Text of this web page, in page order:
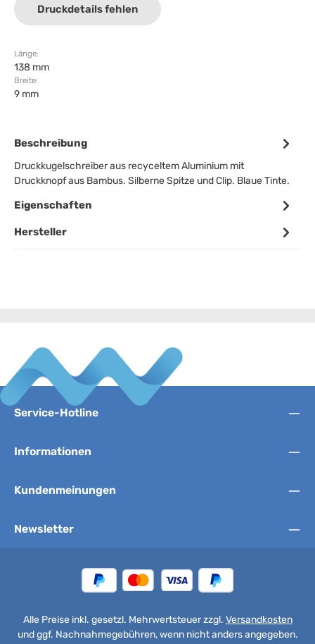
Druckdetails fehlen
Länge:
138 mm
Breite:
9 mm
Beschreibung
Druckkugelschreiber aus recyceltem Aluminium mit
Druckknopf aus Bambus. Silberne Spitze und Clip. Blaue Tinte.
Eigenschaften
Hersteller
Service-Hotline
Informationen
Kundenmeinungen
Newsletter
Alle Preise inkl. gesetzl. Mehrwertsteuer zzgl. Versandkosten
und ggf. Nachnahmegebühren, wenn nicht anders angegeben.